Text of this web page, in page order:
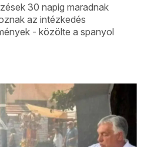
30 napig maradnak
az intézkedés
- közölte a spanyol